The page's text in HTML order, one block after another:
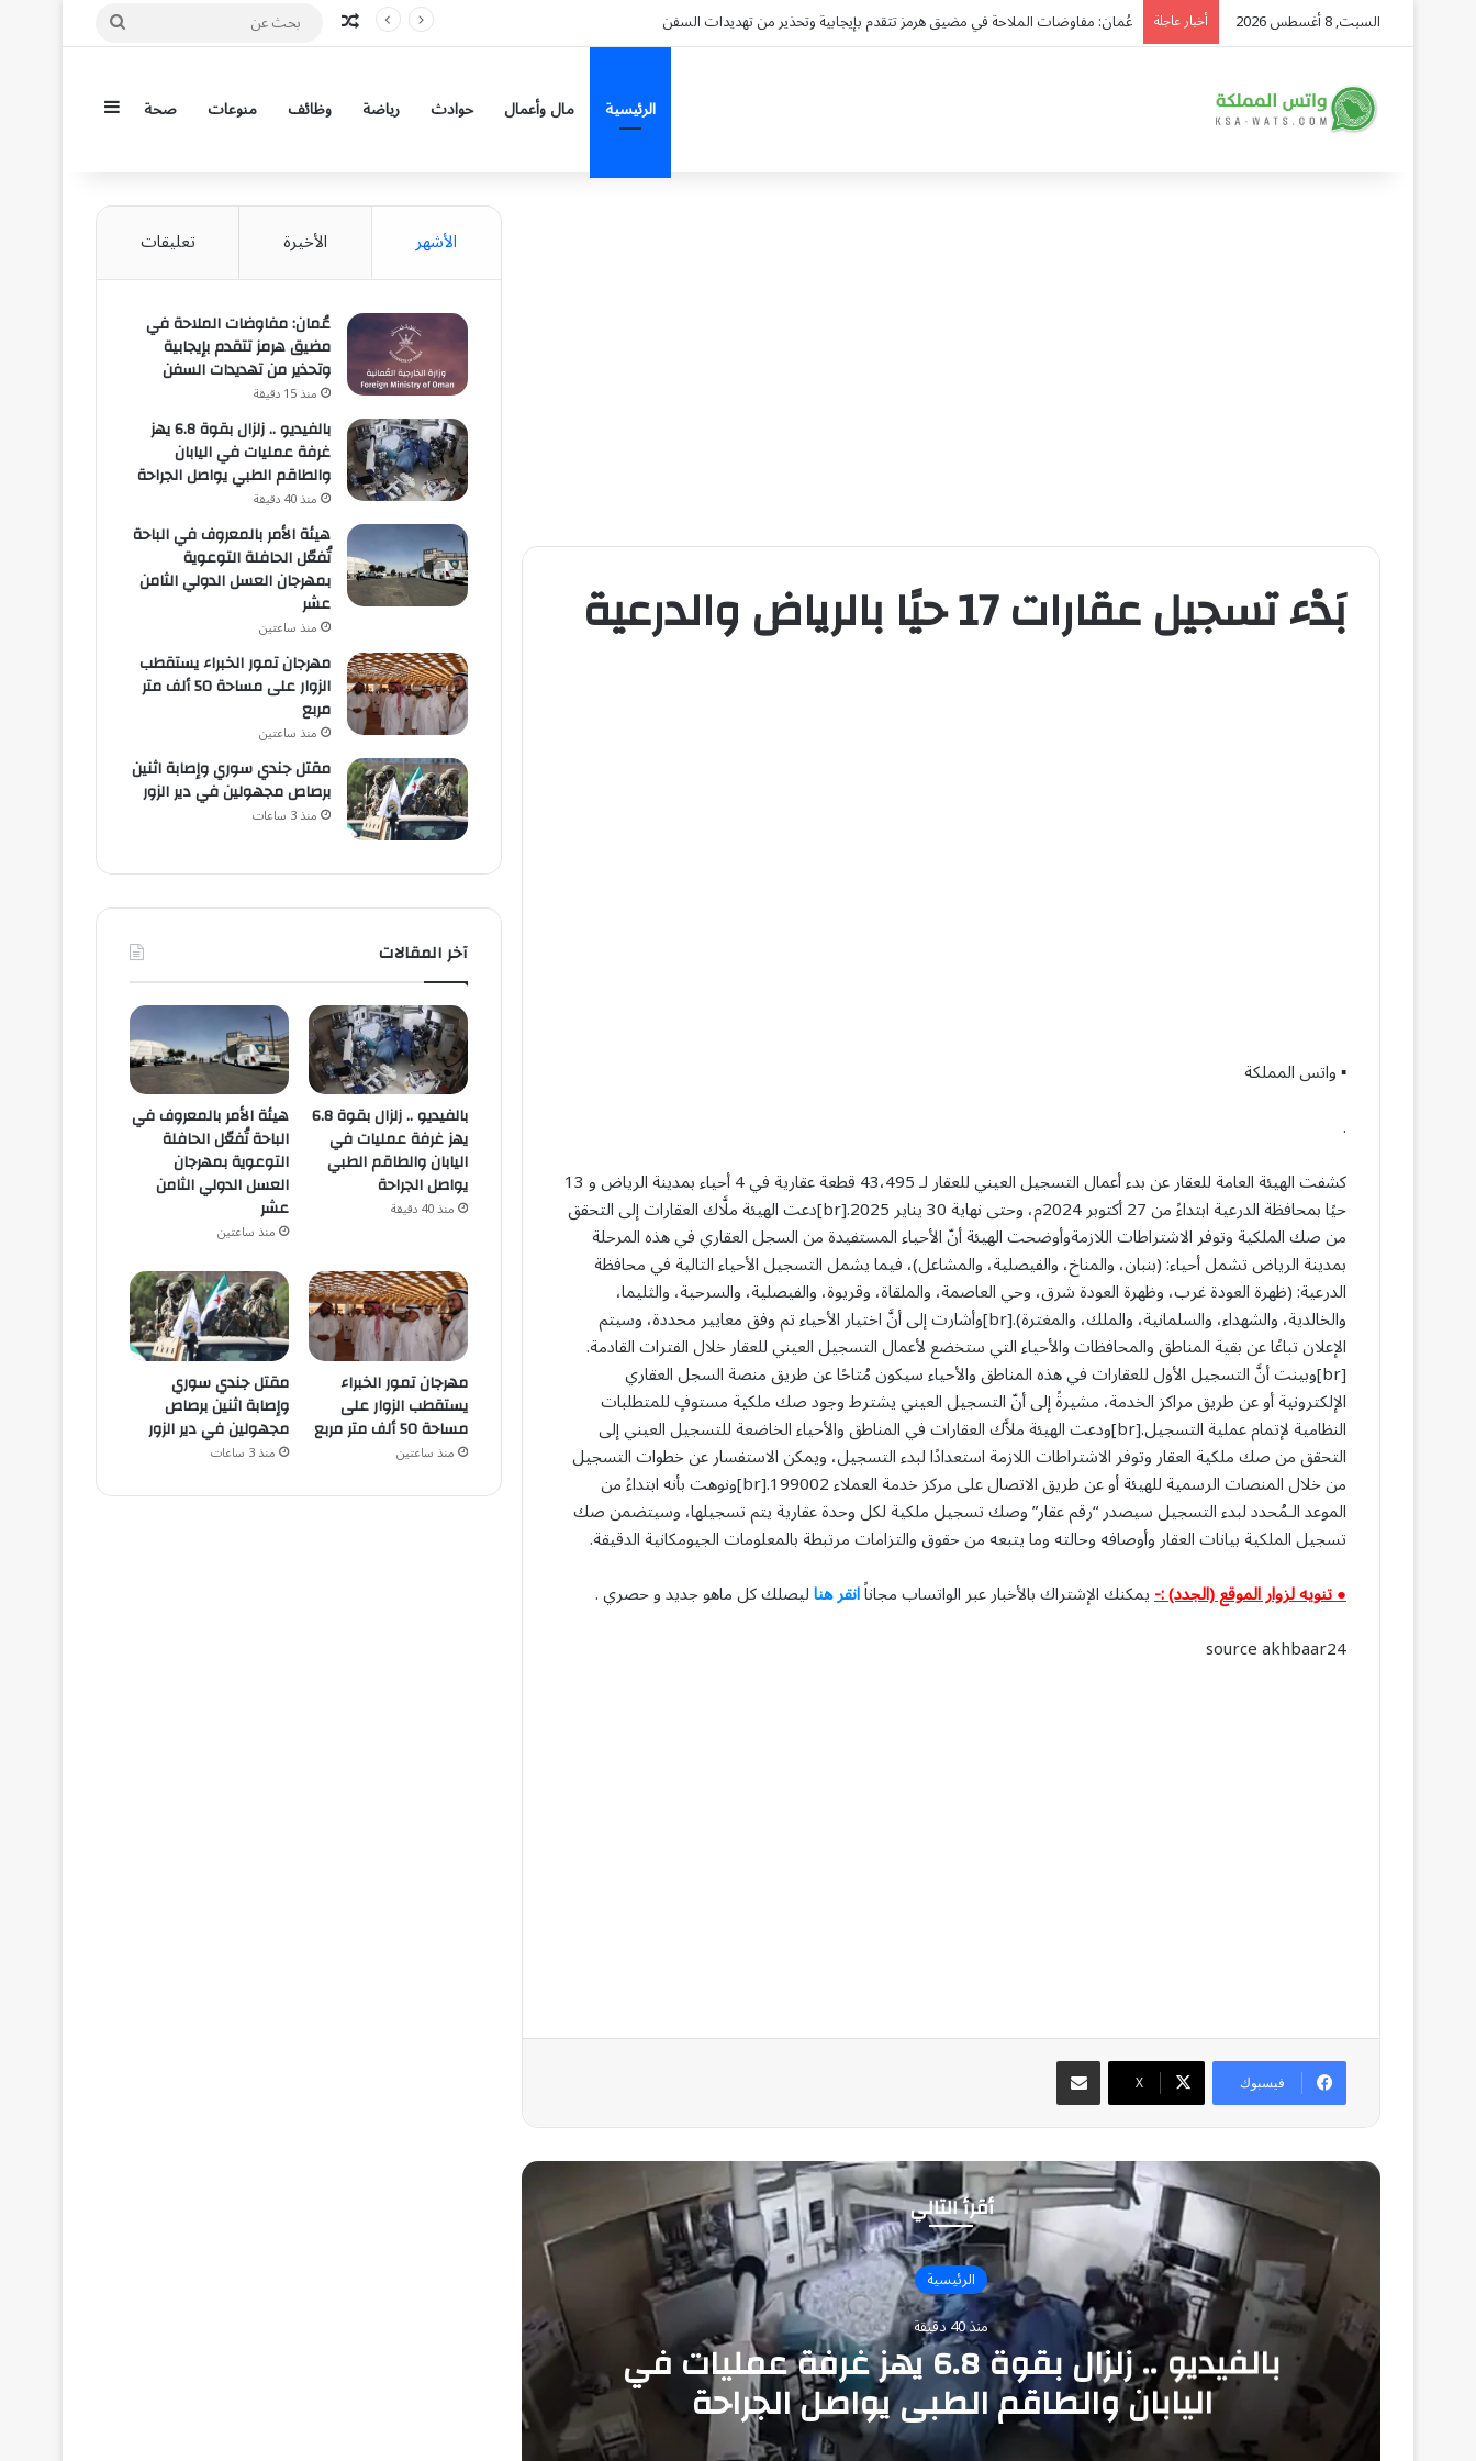
السبت, 8 أغسطس 2026 أخبار عاجلة عُمان: مفاوضات الملاحة في مضيق هرمز تتقدم بإيجابية وتحذير من تهديدات السفن مقال عشوائي
بحث
الرئيسية مال وأعمال حوادث رياضة وظائف منوعات صحة إضافة عمود
بَدْء تسجيل عقارات 17 حيًا بالرياض والدرعية
▪︎ واتس المملكة
.
كشفت الهيئة العامة للعقار عن بدء أعمال التسجيل العيني للعقار لـ 43،495 قطعة عقارية في 4 أحياء بمدينة الرياض و 13
حيًا بمحافظة الدرعية ابتداءً من 27 أكتوبر 2024م، وحتى نهاية 30 يناير 2025.[br]دعت الهيئة ملَّاك العقارات إلى التحقق
من صك الملكية وتوفر الاشتراطات اللازمةوأوضحت الهيئة أنّ الأحياء المستفيدة من السجل العقاري في هذه المرحلة
بمدينة الرياض تشمل أحياء: (بنبان، والمناخ، والفيصلية، والمشاعل)، فيما يشمل التسجيل الأحياء التالية في محافظة
الدرعية: (ظهرة العودة غرب، وظهرة العودة شرق، وحي العاصمة، والملقاة، وقريوة، والفيصلية، والسرحية، والثليما،
والخالدية، والشهداء، والسلمانية، والملك، والمغترة).[br]وأشارت إلى أنَّ اختيار الأحياء تم وفق معايير محددة، وسيتم
الإعلان تباعًا عن بقية المناطق والمحافظات والأحياء التي ستخضع لأعمال التسجيل العيني للعقار خلال الفترات القادمة.
[br]وبينت أنَّ التسجيل الأول للعقارات في هذه المناطق والأحياء سيكون مُتاحًا عن طريق منصة السجل العقاري
الإلكترونية أو عن طريق مراكز الخدمة، مشيرةً إلى أنّ التسجيل العيني يشترط وجود صك ملكية مستوفٍ للمتطلبات
النظامية لإتمام عملية التسجيل.[br]ودعت الهيئة ملاَّك العقارات في المناطق والأحياء الخاضعة للتسجيل العيني إلى
التحقق من صك ملكية العقار وتوفر الاشتراطات اللازمة استعدادًا لبدء التسجيل، ويمكن الاستفسار عن خطوات التسجيل
من خلال المنصات الرسمية للهيئة أو عن طريق الاتصال على مركز خدمة العملاء 199002.[br]ونوهت بأنه ابتداءً من
الموعد الـمُحدد لبدء التسجيل سيصدر “رقم عقار” وصك تسجيل ملكية لكل وحدة عقارية يتم تسجيلها، وسيتضمن صك
تسجيل الملكية بيانات العقار وأوصافه وحالته وما يتبعه من حقوق والتزامات مرتبطة بالمعلومات الجيومكانية الدقيقة.
● تنويه لزوار الموقع (الجدد) :-يمكنك الإشتراك بالأخبار عبر الواتساب مجاناًانقر هناليصلك كل ماهو جديد و حصري .
source akhbaar24
فيسبوك ‫X
مشاركة عبر البريد
أقرأ التالي
الرئيسية
منذ 40 دقيقة
بالفيديو .. زلزال بقوة 6.8 يهز غرفة عمليات في
اليابان والطاقم الطبي يواصل الجراحة
الأشهر الأخيرة تعليقات
عُمان: مفاوضات الملاحة في
مضيق هرمز تتقدم بإيجابية
وتحذير من تهديدات السفن
منذ 15 دقيقة
بالفيديو .. زلزال بقوة 6.8 يهز
غرفة عمليات في اليابان
والطاقم الطبي يواصل الجراحة
منذ 40 دقيقة
هيئة الأمر بالمعروف في الباحة
تُفعّل الحافلة التوعوية
بمهرجان العسل الدولي الثامن
عشر
منذ ساعتين
مهرجان تمور الخبراء يستقطب
الزوار على مساحة 50 ألف متر
مربع
منذ ساعتين
مقتل جندي سوري وإصابة اثنين
برصاص مجهولين في دير الزور
منذ 3 ساعات
آخر المقالات
بالفيديو .. زلزال بقوة 6.8
يهز غرفة عمليات في
اليابان والطاقم الطبي
يواصل الجراحة
منذ 40 دقيقة
هيئة الأمر بالمعروف في
الباحة تُفعّل الحافلة
التوعوية بمهرجان
العسل الدولي الثامن
عشر
منذ ساعتين
مهرجان تمور الخبراء
يستقطب الزوار على
مساحة 50 ألف متر مربع
منذ ساعتين
مقتل جندي سوري
وإصابة اثنين برصاص
مجهولين في دير الزور
منذ 3 ساعات